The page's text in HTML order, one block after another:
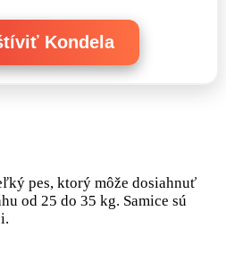
Kondela
pes, ktorý môže dosiahnuť
od 25 do 35 kg. Samice sú